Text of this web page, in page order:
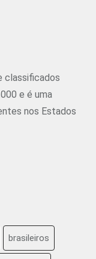
classificados
e é uma
nos Estados
brasileiros